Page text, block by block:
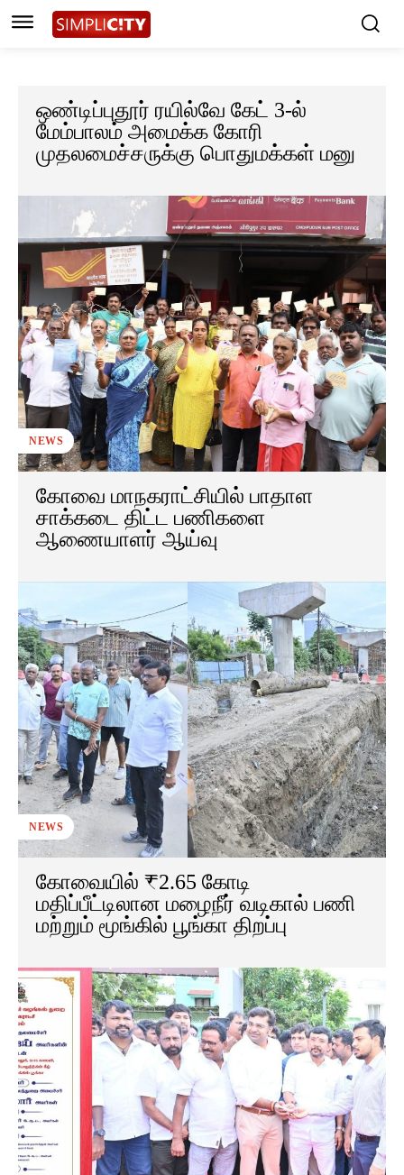
ஒண்டிப்புதூர் ரயில்வே கேட் 3-ல்
மேம்பாலம் அமைக்க கோரி
முதலமைச்சருக்கு பொதுமக்கள் மனு
NEWS
கோவை மாநகராட்சியில் பாதாள
சாக்கடை திட்ட பணிகளை
ஆணையாளர் ஆய்வு
NEWS
கோவையில் ₹2.65 கோடி
மதிப்பீட்டிலான மழைநீர் வடிகால் பணி
மற்றும் மூங்கில் பூங்கா திறப்பு